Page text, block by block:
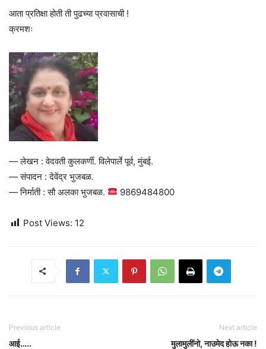
आता प्रतिक्षा होती ती पुढच्या प्रवासाची !
क्रमशः
— लेखन : वेदवती कुलकर्णी. विलेपार्ले पूर्व, मुंबई.
— संपादन : देवेंद्र भुजबळ.
— निर्माती : सौ अलका भुजबळ.
9869484800
Post Views: 12
Previous article
आई…..
Next article
मुलामुलींनो, नाउमेद होऊ नका !